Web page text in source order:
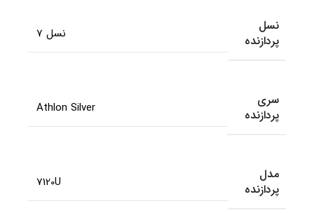
نسل
پردازنده
نسل 7
سری
پردازنده
Athlon Silver
مدل
پردازنده
7120U